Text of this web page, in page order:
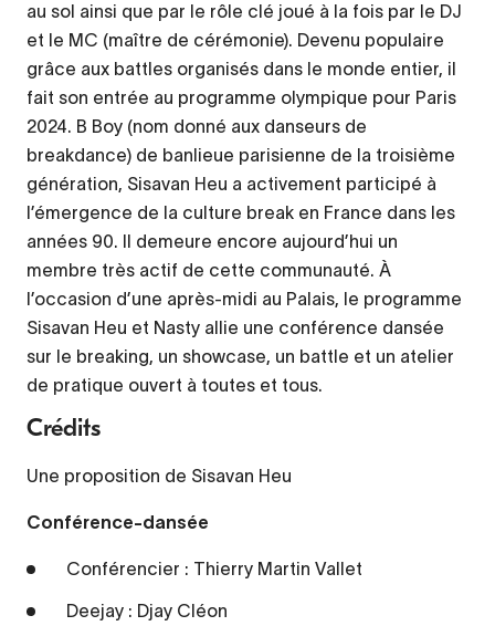
au sol ainsi que par le rôle clé joué à la fois par le DJ
et le MC (maître de cérémonie). Devenu populaire
grâce aux battles organisés dans le monde entier, il
fait son entrée au programme olympique pour Paris
2024. B Boy (nom donné aux danseurs de
breakdance) de banlieue parisienne de la troisième
génération, Sisavan Heu a activement participé à
l’émergence de la culture break en France dans les
années 90. Il demeure encore aujourd’hui un
membre très actif de cette communauté. À
l’occasion d’une après-midi au Palais, le programme
Sisavan Heu et Nasty allie une conférence dansée
sur le breaking, un showcase, un battle et un atelier
de pratique ouvert à toutes et tous.
Crédits
Une proposition de Sisavan Heu
Conférence-dansée
Conférencier : Thierry Martin Vallet
Deejay : Djay Cléon